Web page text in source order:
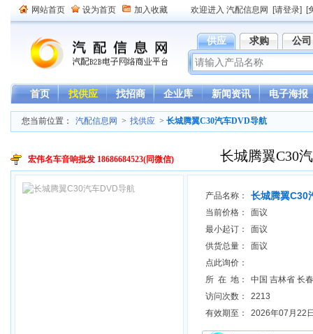
网站首页 设为首页 加入收藏 欢迎进入 汽配信息网 [请登录] [
供应 求购 公司
首页 找供应 找招商 企业库 新闻资讯 电子海报
您当前位置： 汽配信息网 > 找供应 > 长城腾翼C30汽车DVD导航
宏伟名车音响批发 18686684523(同微信) 长城腾翼C30
产品名称： 长城腾翼C30
当前价格：
面议
最小起订：
面议
供货总量：
面议
点此询价：
所 在 地：
中国 吉林省 长
访问次数：
2213
有效期至：
2026年07月22